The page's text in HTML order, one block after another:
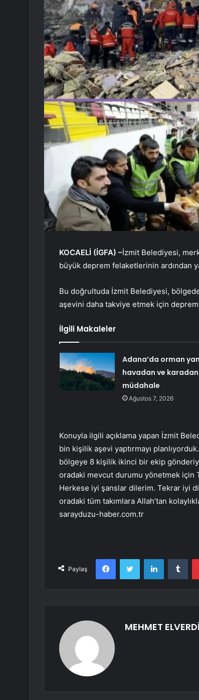
KOCAELİ (İGFA) –İzmit Belediyesi,
büyük deprem felaketlerinin ardından
Bu doğrultuda İzmit Belediyesi,
aşevini daha takviye etmek için
İlgili Makaleler
Adana’da orman
havadan ve karadan
müdahale
Ağustos 7, 2026
Konuyla ilgili açıklama yapan İzmit
bin kişilik aşevi yaptırmayı
bölgeye 8 kişilik ikinci bir ekip
oradaki mevcut durumu yönetmek için
Herkese iyi şanslar dilerim. Tekrar iyi
oradaki tüm takımlara Allah’tan
sarayduzu-haber.com.tr
Paylaş
FacebookTwitter LinkedIn
MEHMET ELVERDİ